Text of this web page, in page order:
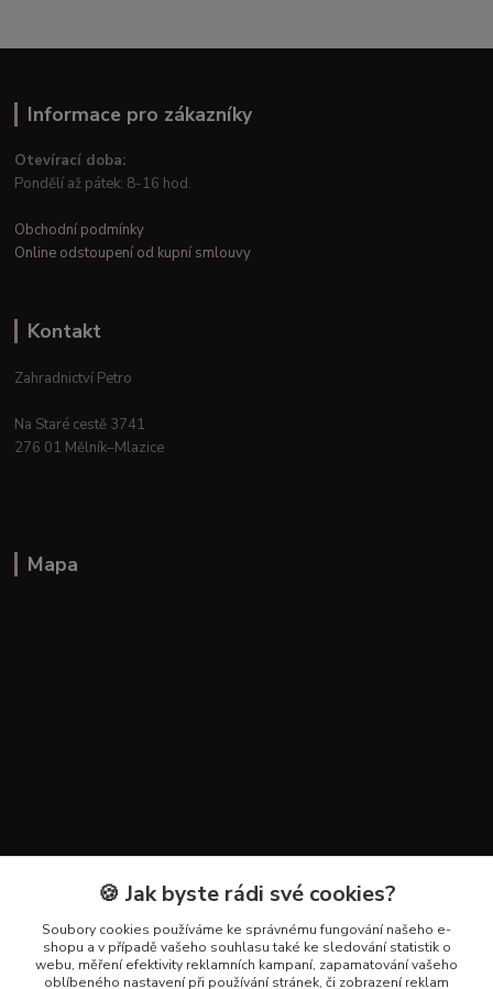
Informace pro zákazníky
Otevírací doba:
Pondělí až pátek: 8-16 hod.
Obchodní podmínky
Online odstoupení od kupní smlouvy
Kontakt
Zahradnictví Petro
Na Staré cestě 3741
276 01 Mělník–Mlazice
Mapa
Kontakty
+420 602 223 614
🍪 Jak byste rádi své cookies?
Soubory cookies používáme ke správnému fungování našeho e-
shopu a v případě vašeho souhlasu také ke sledování statistik o
webu, měření efektivity reklamních kampaní, zapamatování vašeho
oblíbeného nastavení při používání stránek, či zobrazení reklam